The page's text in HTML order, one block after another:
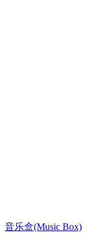
音乐盒(Music Box)